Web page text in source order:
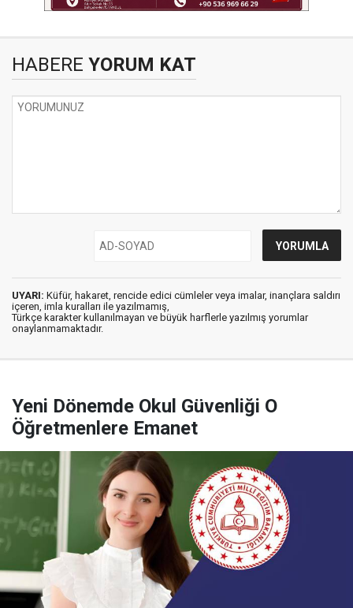
HABERE YORUM KAT
UYARI: Küfür, hakaret, rencide edici cümleler veya imalar, inançlara saldırı
içeren, imla kuralları ile yazılmamış,
Türkçe karakter kullanılmayan ve büyük harflerle yazılmış yorumlar
onaylanmamaktadır.
Yeni Dönemde Okul Güvenliği O
Öğretmenlere Emanet